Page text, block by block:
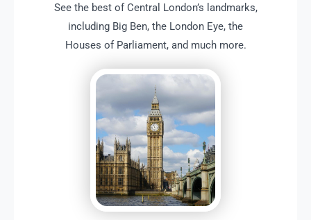
See the best of Central London’s landmarks,
including Big Ben, the London Eye, the
Houses of Parliament, and much more.